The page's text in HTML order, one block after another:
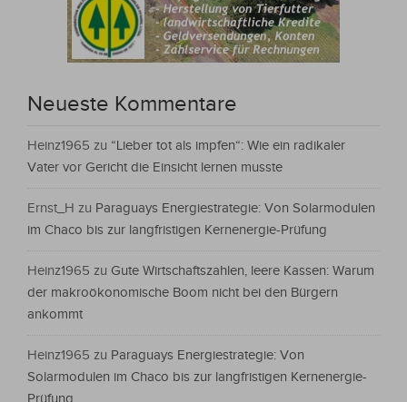
Neueste Kommentare
Heinz1965 zu “Lieber tot als impfen“: Wie ein radikaler
Vater vor Gericht die Einsicht lernen musste
Ernst_H zu Paraguays Energiestrategie: Von Solarmodulen
im Chaco bis zur langfristigen Kernenergie-Prüfung
Heinz1965 zu Gute Wirtschaftszahlen, leere Kassen: Warum
der makroökonomische Boom nicht bei den Bürgern
ankommt
Heinz1965 zu Paraguays Energiestrategie: Von
Solarmodulen im Chaco bis zur langfristigen Kernenergie-